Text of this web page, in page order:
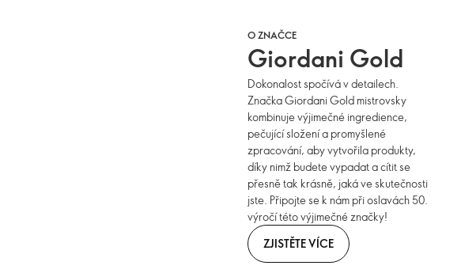
O ZNAČCE
Giordani Gold
Dokonalost spočívá v detailech.
Značka Giordani Gold mistrovsky
kombinuje výjimečné ingredience,
pečující složení a promyšlené
zpracování, aby vytvořila produkty,
díky nimž budete vypadat a cítit se
přesně tak krásně, jaká ve skutečnosti
jste. Připojte se k nám při oslavách 50.
výročí této výjimečné značky!
ZJISTĚTE VÍCE